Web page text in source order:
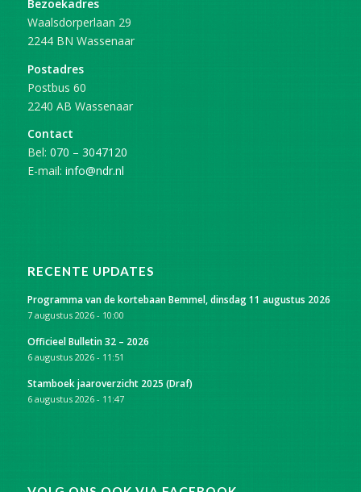
Bezoekadres
Waalsdorperlaan 29
2244 BN Wassenaar
Postadres
Postbus 60
2240 AB Wassenaar
Contact
Bel: 070 – 3047120
E-mail: info@ndr.nl
RECENTE UPDATES
Programma van de kortebaan Bemmel, dinsdag 11 augustus 2026
7 augustus 2026 - 10:00
Officieel Bulletin 32 – 2026
6 augustus 2026 - 11:51
Stamboek jaaroverzicht 2025 (Draf)
6 augustus 2026 - 11:47